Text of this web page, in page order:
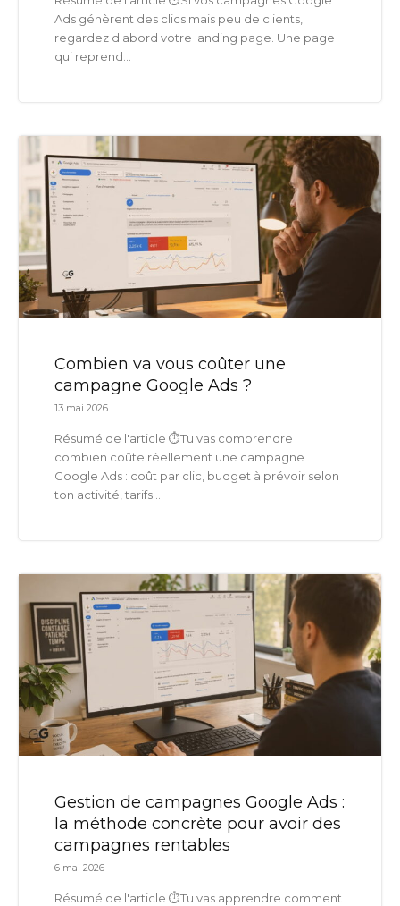
Ads génèrent des clics mais peu de clients,
regardez d'abord votre landing page. Une page
qui reprend...
Combien va vous coûter une
campagne Google Ads ?
13 mai 2026
Résumé de l'article ⏱️Tu vas comprendre
combien coûte réellement une campagne
Google Ads : coût par clic, budget à prévoir selon
ton activité, tarifs...
Gestion de campagnes Google Ads :
la méthode concrète pour avoir des
campagnes rentables
6 mai 2026
Résumé de l'article ⏱️Tu vas apprendre comment